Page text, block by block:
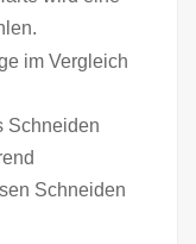
im Vergleich
Schneiden
Schneiden